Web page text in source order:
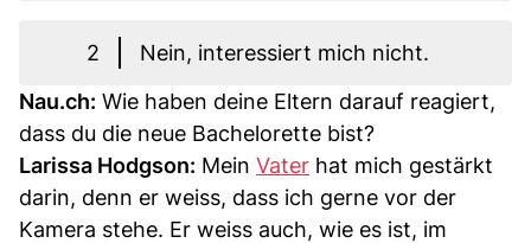
2
Nein, interessiert mich nicht.
Nau.ch: Wie haben deine Eltern darauf reagiert,
dass du die neue Bachelorette bist?
Larissa Hodgson: Mein Vater hat mich gestärkt
darin, denn er weiss, dass ich gerne vor der
Kamera stehe. Er weiss auch, wie es ist, im